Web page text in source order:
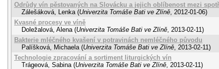
Odrůdy vín pěstovaných na Slovácku a jejich oblíbenost mezi
Zálešáková, Lenka (Univerzita Tomáše Bati ve Zlíně 2012-01-06)
Kvasné procesy ve víně
Doležalová, Alena (Univerzita Tomáše Bati ve Zlíně 2013-02-11 )
Bakterie mléčného kvašení v potravinách nemléčného původu
Palíšková, Michaela (Univerzita Tomáše Bati ve Zlíně 2013-02-11 )
Technologie zpracování a sortiment liturgických vín
Trágeová, Sabina (Univerzita Tomáše Bati ve Zlíně 2013-02-11 )